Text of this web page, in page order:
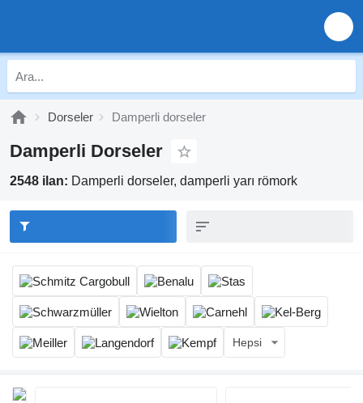
Dorseler Damperli dorseler
Damperli Dorseler
2548 ilan: Damperli dorseler, damperli yarı römork
Hepsi